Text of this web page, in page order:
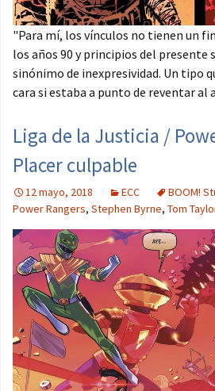
"Para mí, los vínculos no tienen un
los años 90 y principios del presente
sinónimo de inexpresividad. Un tipo
cara si estaba a punto de reventar al
Liga de la Justicia /
Placer culpable
12 mayo, 2018 ECC BOOM!
Power Rangers, Stephen Byrne, Tom